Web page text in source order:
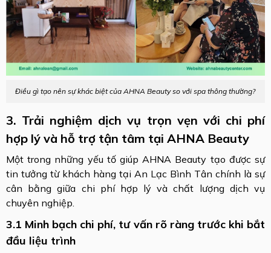
Điều gì tạo nên sự khác biệt của AHNA Beauty so với spa thông thường?
3. Trải nghiệm dịch vụ trọn vẹn với chi phí
hợp lý và hỗ trợ tận tâm tại AHNA Beauty
Một trong những yếu tố giúp AHNA Beauty tạo được sự
tin tưởng từ khách hàng tại An Lạc Bình Tân chính là sự
cân bằng giữa chi phí hợp lý và chất lượng dịch vụ
chuyên nghiệp.
3.1 Minh bạch chi phí, tư vấn rõ ràng trước khi bắt
đầu liệu trình